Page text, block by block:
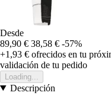
Desde
89,90 € 38,58 € -57%
+1,93 € ofrecidos en tu
validación de tu pedido
Loading...
Descripción